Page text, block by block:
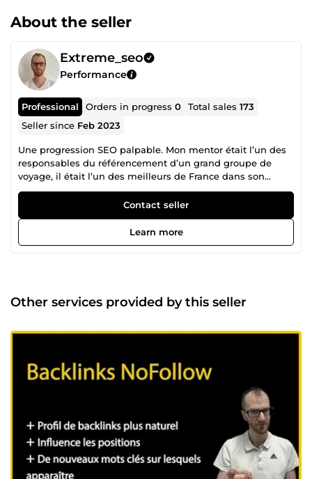
About the seller
Extreme_seo
Performance
Professional Orders in progress0 Total sales173
Seller since Feb 2023
Une progression SEO palpable. Mon mentor était l’un des
responsables du référencement d’un grand groupe de
voyage, il était l’un des meilleurs de France dans son
domaine et aujourd’hui je vous propose mes compétences
acquises en partie auprès de lui pour bousculer vos
concurrents.
Contact seller
Learn more
Other services provided by this seller